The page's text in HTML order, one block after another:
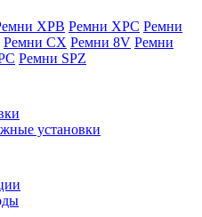
XPB Ремни XPC Ремни
Ремни CX Ремни 8V Ремни
Ремни SPZ
установки